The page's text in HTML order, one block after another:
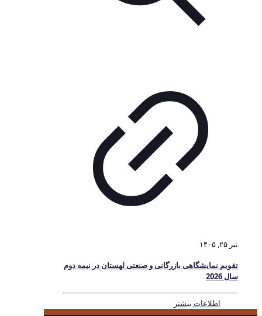
تیر ۲۵, ۱۴۰۵
تقویم نمایشگاهی بازرگانی و صنعتی لهستان در نیمه دوم
سال 2026
اطلاعات بیشتر